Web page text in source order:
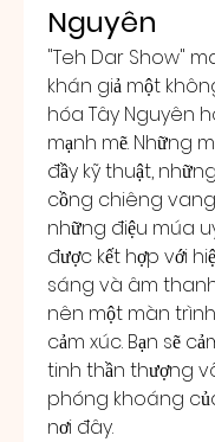
Nguyên
"Teh Dar Show"
khán giả một
hóa Tây Nguyên
mạnh mẽ. Những
đầy kỹ thuật,
cồng chiêng
những điệu múa
được kết hợp với
sáng và âm thanh
nên một màn
cảm xúc. Bạn sẽ
tinh thần thượng
phóng khoáng
nơi đây.